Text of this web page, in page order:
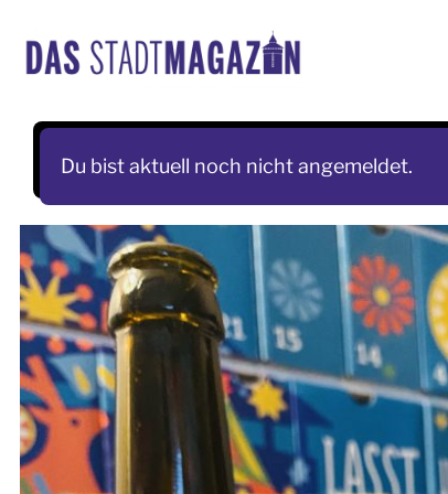
content
Du bist aktuell noch nicht angemeldet.